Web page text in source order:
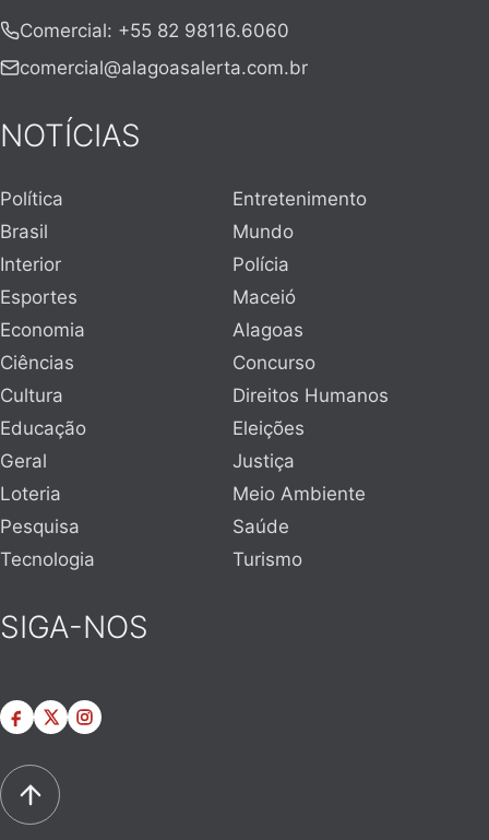
Comercial: +55 82 98116.6060
comercial@alagoasalerta.com.br
NOTÍCIAS
Política
Entretenimento
Brasil
Mundo
Interior
Polícia
Esportes
Maceió
Economia
Alagoas
Ciências
Concurso
Cultura
Direitos Humanos
Educação
Eleições
Geral
Justiça
Loteria
Meio Ambiente
Pesquisa
Saúde
Tecnologia
Turismo
SIGA-NOS